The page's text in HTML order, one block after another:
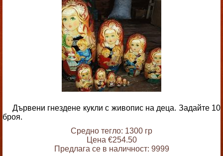
Дървени гнездене кукли с живопис на деца. Задайте 10
броя.
Средно тегло: 1300 гр
Цена €254.50
Предлага се в наличност: 9999